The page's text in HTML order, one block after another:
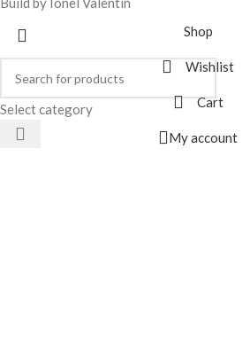
Select category
Shop
Wishlist
Cart
My account